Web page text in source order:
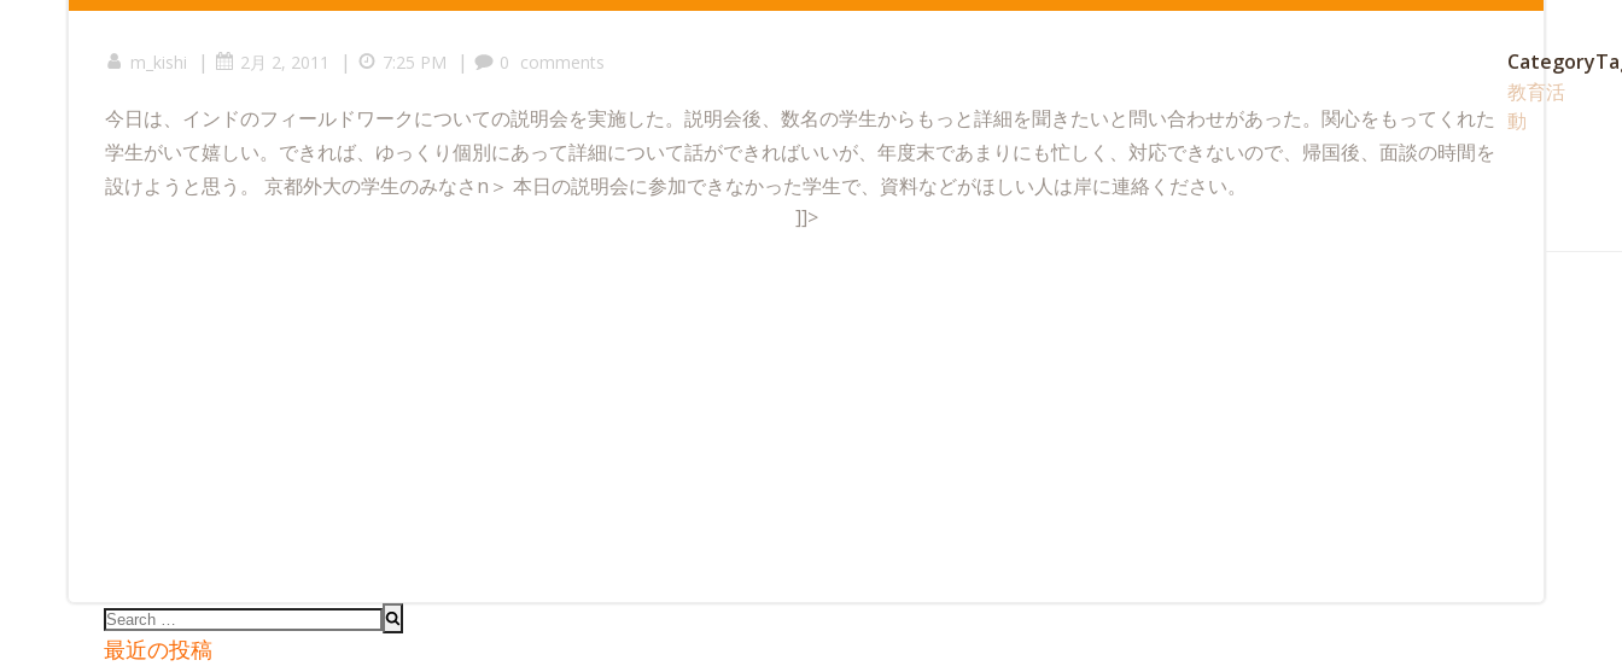
m_kishi | 2月 2, 2011 | 7:25 PM | 0 comments
今日は、インドのフィールドワークについての説明会を実施した。説明会後、数名の学生からもっと詳細を聞きたいと問い合わせがあった。関心をもってくれた
学生がいて嬉しい。できれば、ゆっくり個別にあって詳細について話ができればいいが、年度末であまりにも忙しく、対応できないので、帰国後、面談の時間を
設けようと思う。 京都外大の学生のみなさn＞ 本日の説明会に参加できなかった学生で、資料などがほしい人は岸に連絡ください。
]]>
Category
教育活
動
Search
for:
最近の投稿